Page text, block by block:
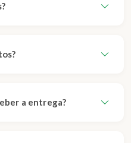
a entrega?